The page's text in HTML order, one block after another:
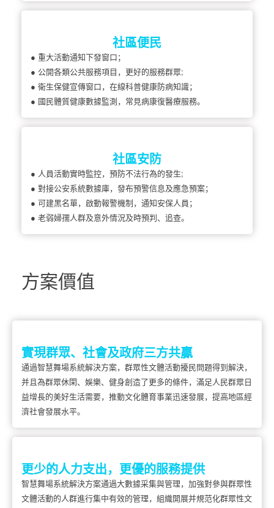
社區便民
● 重大活動通知下發窗口；
● 公開各類公共服務項目，更好的服務群眾;
● 衛生保健宣傳窗口，在線科普健康防病知識；
● 國民體質健康數據監測，常見病康復醫療服務。
社區安防
● 人員活動實時監控，預防不法行為的發生;
● 對接公安系統數據庫，發布預警信息及應急預案；
● 可建黑名單，啟動報警機制，通知安保人員；
● 老弱婦孺人群及意外情況及時預判、追查。
方案價值
實現群眾、社會及政府三方共贏
通過智慧舞場系統解決方案，群眾性文體活動擾民問題得到解決，
并且為群眾休閑、娛樂、健身創造了更多的條件，滿足人民群眾日
益增長的美好生活需要，推動文化體育事業迅速發展，提高地區經
濟社會發展水平。
更少的人力支出，更優的服務提供
智慧舞場系統解決方案通過大數據采集與管理，加強對參與群眾性
文體活動的人群進行集中有效的管理，組織開展并規范化群眾性文